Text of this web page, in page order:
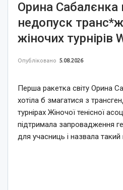
Орина Сабалєнка
недопуск
жіночих турнірів
Опубліковано 5.08.2026
Перша ракетка світу Орина
хотіла б змагатися з
турнірах Жіночої тенісної
підтримала запровадження
для учасниць і назвала такий